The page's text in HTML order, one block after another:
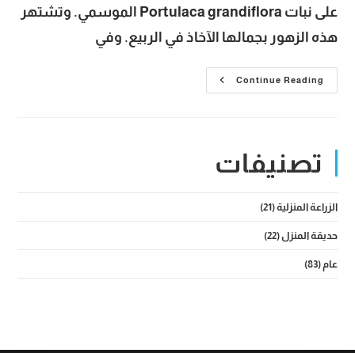
على نبات Portulaca grandiflora الموسمي. وتشتهر
هذه الزهور بجمالها الآخاذ في الربيع. وفي
Continue Readingزهرة
صباح
زراعتها
والاعتناء
تصنيفات
الزراعة المنزلية(21)
حديقة المنزل (22)
عام(83)